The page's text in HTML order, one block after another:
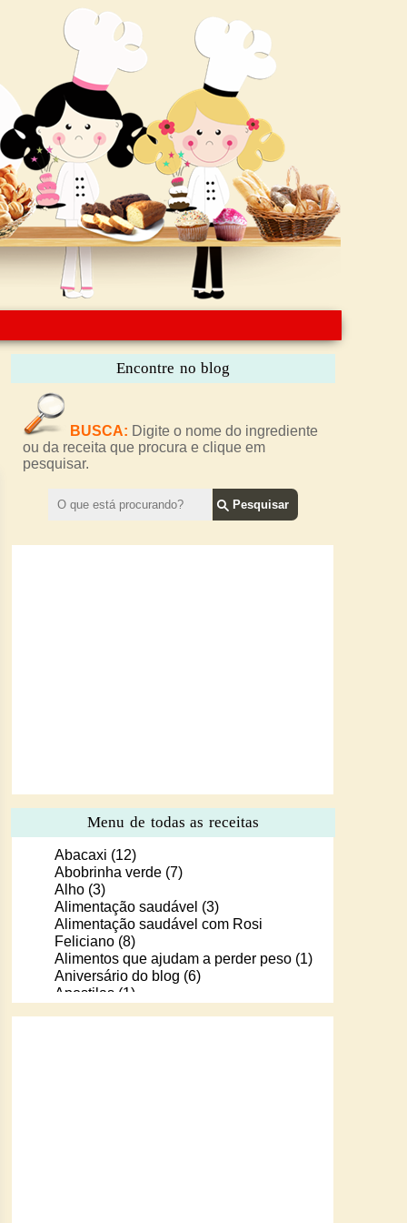
Encontre no blog
BUSCA: Digite o nome do ingrediente
ou da receita que procura e clique em
pesquisar.
Menu de todas as receitas
Abacaxi (12)
Abobrinha verde (7)
Alho (3)
Alimentação saudável (3)
Alimentação saudável com Rosi
Feliciano (8)
Alimentos que ajudam a perder peso (1)
Aniversário do blog (6)
Apostilas (1)